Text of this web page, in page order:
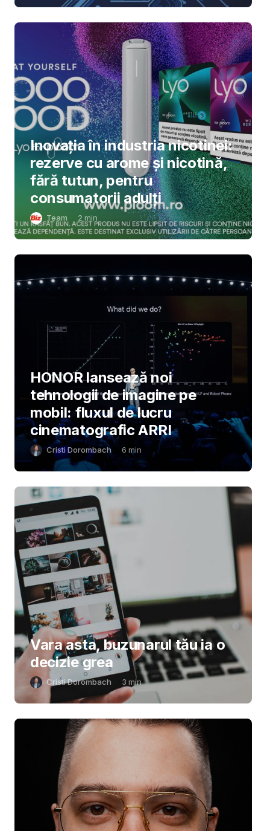
Inovația în industria nicotinei:
rezerve cu arome și nicotină,
fără tutun, pentru
consumatorii adulți
Team 2 min
HONOR lansează noi
tehnologii de imagine pe
mobil: fluxul de lucru
cinematografic ARRI
Cristi Dorombach 6 min
Vara asta, buzunarul tău ia o
decizie grea
Cristi Dorombach 3 min